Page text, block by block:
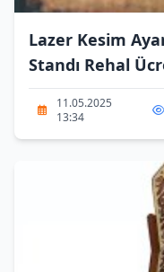
Lazer Kesim
Standı Rehal
11.05.2025
13:34